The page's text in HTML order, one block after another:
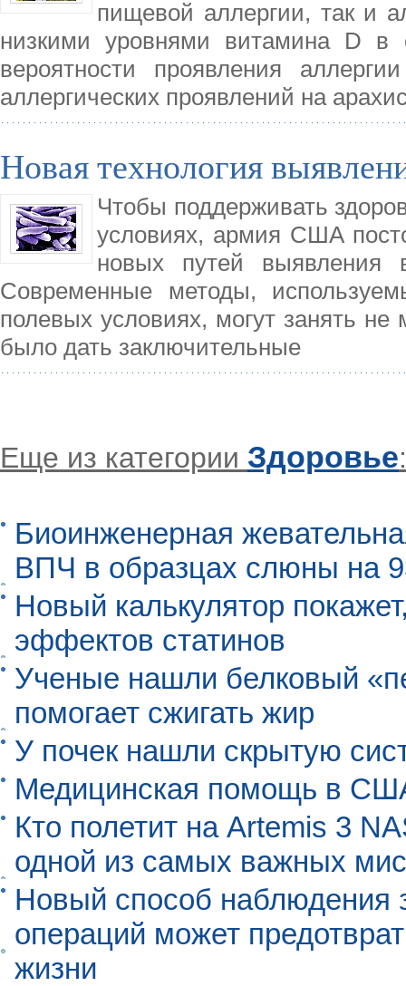
пищевой аллергии, так и
низкими уровнями витамина D
вероятности проявления
аллергических проявлений на
Новая технология
Чтобы поддерживать
условиях, армия США
новых путей выявления
Современные методы,
полевых условиях, могут занять
было дать заключительные
Еще из категории Здоровье:
Биоинженерная
ВПЧ в образцах слюны на
Новый калькулятор
эффектов статинов
Ученые нашли белковый
помогает сжигать жир
У почек нашли скрытую
Медицинская помощь в
Кто полетит на Artemis 3
одной из самых важных
Новый способ наблюдения
операций может
жизни